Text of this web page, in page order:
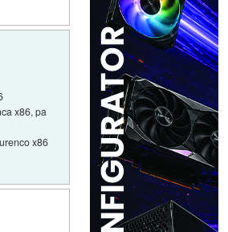
x86, pa
x86